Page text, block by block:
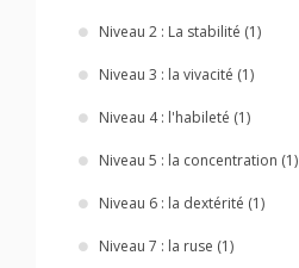
Niveau 2 : La stabilité (1)
Niveau 3 : la vivacité (1)
Niveau 4 : l'habileté (1)
Niveau 5 : la concentration (1)
Niveau 6 : la dextérité (1)
Niveau 7 : la ruse (1)